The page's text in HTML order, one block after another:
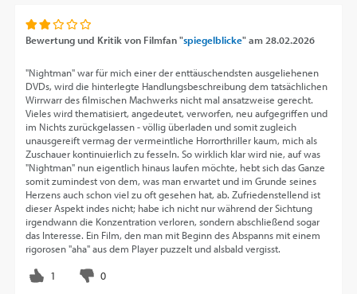
Bewertung und Kritik von Filmfan "spiegelblicke"am 28.02.2026
"Nightman" war für mich einer der enttäuschendsten ausgeliehenen
DVDs, wird die hinterlegte Handlungsbeschreibung dem tatsächlichen
Wirrwarr des filmischen Machwerks nicht mal ansatzweise gerecht.
Vieles wird thematisiert, angedeutet, verworfen, neu aufgegriffen und
im Nichts zurückgelassen - völlig überladen und somit zugleich
unausgereift vermag der vermeintliche Horrorthriller kaum, mich als
Zuschauer kontinuierlich zu fesseln. So wirklich klar wird nie, auf was
"Nightman" nun eigentlich hinaus laufen möchte, hebt sich das Ganze
somit zumindest von dem, was man erwartet und im Grunde seines
Herzens auch schon viel zu oft gesehen hat, ab. Zufriedenstellend ist
dieser Aspekt indes nicht; habe ich nicht nur während der Sichtung
irgendwann die Konzentration verloren, sondern abschließend sogar
das Interesse. Ein Film, den man mit Beginn des Abspanns mit einem
rigorosen "aha" aus dem Player puzzelt und alsbald vergisst.